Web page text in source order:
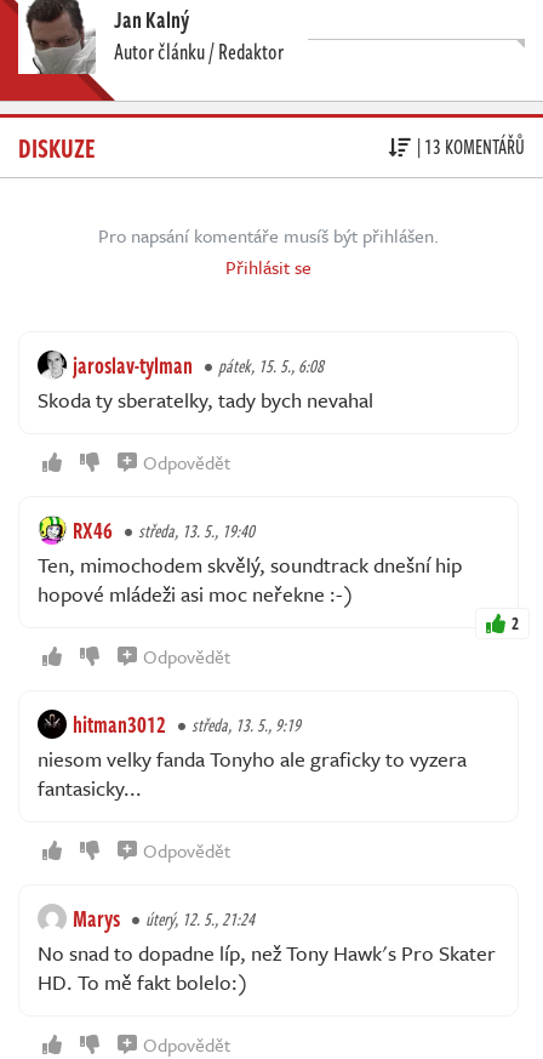
Jan Kalný
Autor článku / Redaktor
DISKUZE | 13 KOMENTÁŘŮ
Pro napsání komentáře musíš být přihlášen.
Přihlásit se
jaroslav-tylman pátek, 15. 5., 6:08
Skoda ty sberatelky, tady bych nevahal
Odpovědět
RX46 středa, 13. 5., 19:40
Ten, mimochodem skvělý, soundtrack dnešní hip
hopové mládeži asi moc neřekne :-)
2
Odpovědět
hitman3012 středa, 13. 5., 9:19
niesom velky fanda Tonyho ale graficky to vyzera
fantasicky...
Odpovědět
Marys úterý, 12. 5., 21:24
No snad to dopadne líp, než Tony Hawk's Pro Skater
HD. To mě fakt bolelo:)
Odpovědět